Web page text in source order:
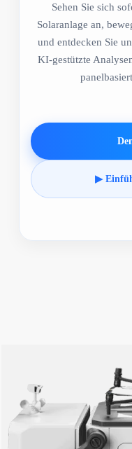
Sehen Sie sich
Solaranlage an,
und entdecken Sie
KI-gestützte
▶